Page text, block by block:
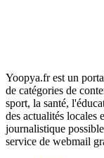
Yoopya.fr est un
de catégories de
sport, la santé,
des actualités locales
journalistique
service de webmail